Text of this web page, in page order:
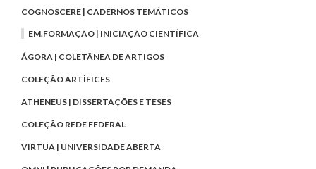
COGNOSCERE | CADERNOS TEMÁTICOS
EM.FORMAÇÃO | INICIAÇÃO CIENTÍFICA
ÁGORA | COLETÂNEA DE ARTIGOS
COLEÇÃO ARTÍFICES
ATHENEUS | DISSERTAÇÕES E TESES
COLEÇÃO REDE FEDERAL
VIRTUA | UNIVERSIDADE ABERTA